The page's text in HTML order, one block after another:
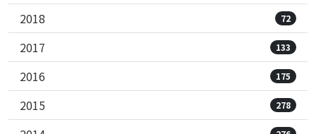
2018 72
2017 133
2016 175
2015 278